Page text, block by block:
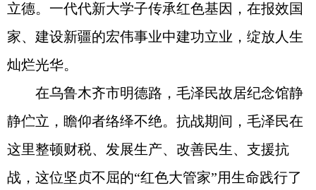
立德。一代代新大学子传承红色基因，在报效国
家、建设新疆的宏伟事业中建功立业，绽放人生
灿烂光华。
在乌鲁木齐市明德路，毛泽民故居纪念馆静
静伫立，瞻仰者络绎不绝。抗战期间，毛泽民在
这里整顿财税、发展生产、改善民生、支援抗
战，这位坚贞不屈的“红色大管家”用生命践行了